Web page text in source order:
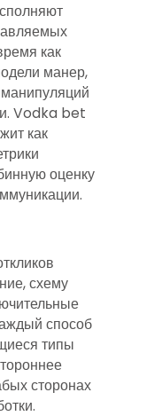
как
манер,
Vodka bet
как
оценку
схему
способ
типы
сторонах